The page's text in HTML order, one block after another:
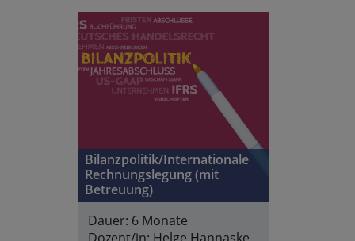
Bilanzpolitik/Internationale
Rechnungslegung (mit
Betreuung)
Dauer: 6 Monate